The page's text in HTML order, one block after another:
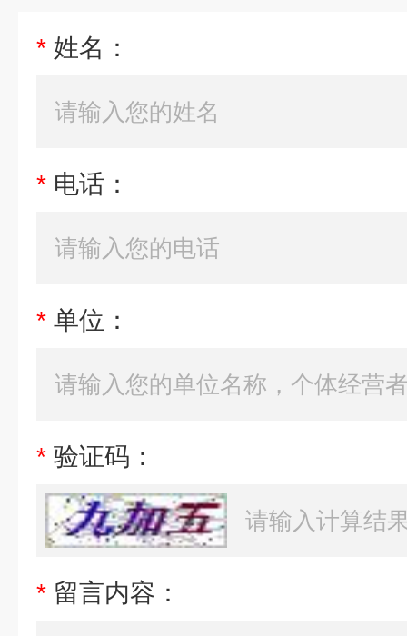
* 姓名：
* 电话：
* 单位：
* 验证码：
* 留言内容：